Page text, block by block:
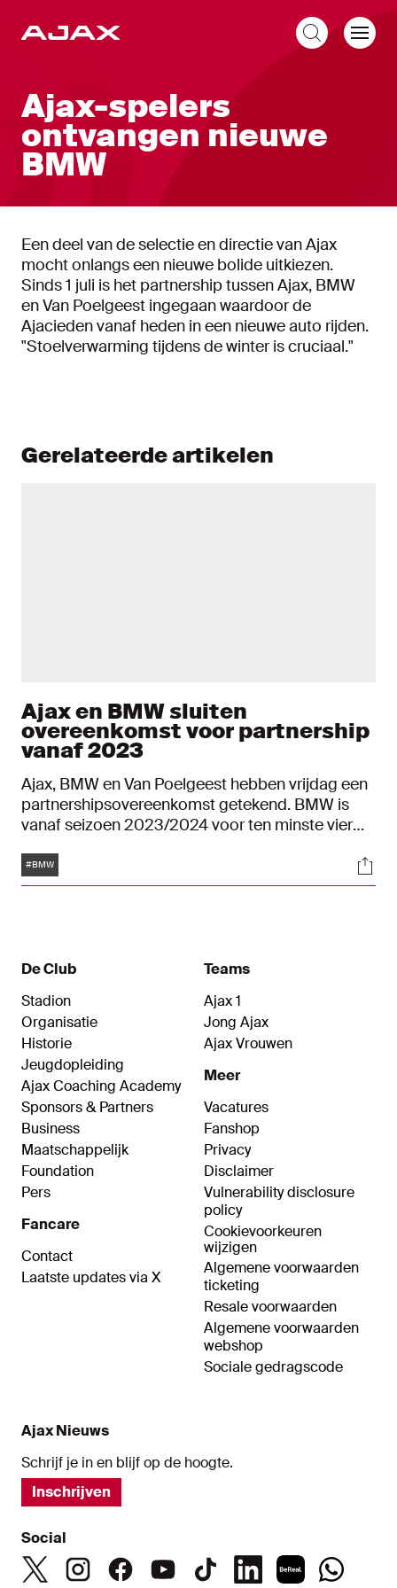
Ajax-spelers
ontvangen nieuwe
BMW
Een deel van de selectie en directie van Ajax
mocht onlangs een nieuwe bolide uitkiezen.
Sinds 1 juli is het partnership tussen Ajax, BMW
en Van Poelgeest ingegaan waardoor de
Ajacieden vanaf heden in een nieuwe auto rijden.
"Stoelverwarming tijdens de winter is cruciaal."
Gerelateerde artikelen
Ajax en BMW sluiten
overeenkomst voor partnership
vanaf 2023
Ajax, BMW en Van Poelgeest hebben vrijdag een
partnershipsovereenkomst getekend. BMW is
vanaf seizoen 2023/2024 voor ten minste vier
Partner van Ajax.
Tags
#BMW
De Club
Stadion
Organisatie
Historie
Jeugdopleiding
Ajax Coaching Academy
Sponsors & Partners
Business
Maatschappelijk
Foundation
Pers
Fancare
Contact
Laatste updates via X
Teams
Ajax 1
Jong Ajax
Ajax Vrouwen
Meer
Vacatures
Fanshop
Privacy
Disclaimer
Vulnerability disclosure
policy
Cookievoorkeuren
wijzigen
Algemene voorwaarden
ticketing
Resale voorwaarden
Algemene voorwaarden
webshop
Sociale gedragscode
Ajax Nieuws
Schrijf je in en blijf op de hoogte.
Inschrijven
Social